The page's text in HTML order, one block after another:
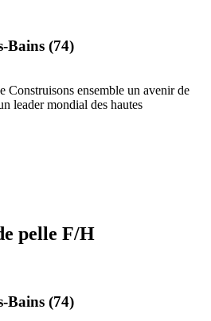
Bains (74)
Construisons ensemble un avenir de
leader mondial des hautes
pelle F/H
Bains (74)